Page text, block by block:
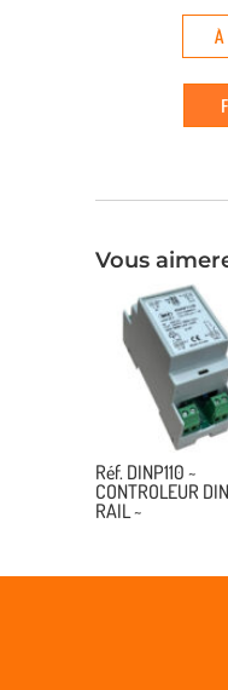
Vous
Réf. DINP110 ~
CONTROLEUR DIN
RAIL ~